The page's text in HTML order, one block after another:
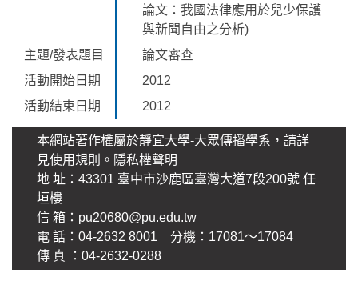
論文：我國法律應用於兒少保護
與新聞自由之分析)
主題/發表題目
論文審查
活動開始日期
2012
活動結束日期
2012
本網站著作權屬於靜宜大學-大眾傳播學系，請詳
見使用規則。 隱私權聲明
地 址：43301 臺中市沙鹿區臺灣大道7段200號 任
垣樓
信 箱： pu20680@pu.edu.tw
電 話：04-2632 8001 分機：17081～17084
傳 真 ：04-2632-0288